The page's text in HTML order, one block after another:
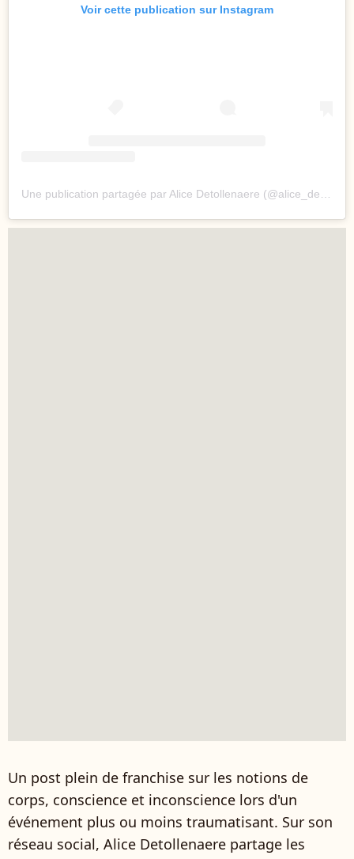
Voir cette publication sur Instagram
Un post plein de franchise sur les notions de
corps, conscience et inconscience lors d'un
événement plus ou moins traumatisant. Sur son
réseau social, Alice Detollenaere partage les